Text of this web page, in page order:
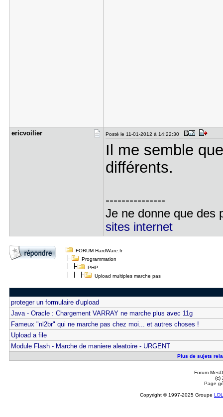
ericvoilie​r Posté le 11-01-2012 à 14:22:30
Il me semble
différents.
---------------
Je ne donne que des
sites internet
FORUM HardWare.fr
Programmation
PHP
Upload multiples marche pas
proteger un formulaire d'upload
Java - Oracle : Chargement VARRAY ne marche plus avec 11g
Fameux "nl2br" qui ne marche pas chez moi... et autres choses !
Upload a file
Module Flash - Marche de maniere aleatoire - URGENT
Plus de sujets
Forum
(c)
Page
Copyright © 1997-2025 Groupe